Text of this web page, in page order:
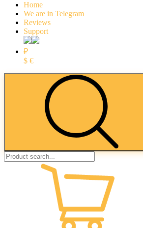
Home
We are in Telegram
Reviews
Support
₽
$ €